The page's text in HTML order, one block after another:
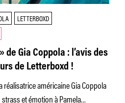
LETTERBOXD
de Gia Coppola : l’avis des
de Letterboxd !
réalisatrice américaine Gia Coppola
et émotion à Pamela